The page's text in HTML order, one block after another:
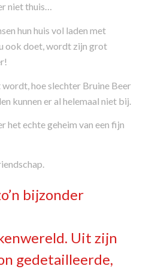
niet thuis…
hun huis vol laden met
ook doet, wordt zijn grot
hoe slechter Bruine Beer
kunnen er al helemaal niet bij.
het echte geheim van een fijn
bijzonder
Uit zijn
gedetailleerde,